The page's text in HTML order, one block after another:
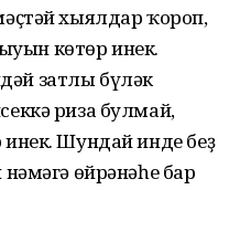
хыялдар ҡороп,
көтөр инек.
затлы бүләк
риза булмай,
Шундай инде беҙ
өйрәнәһе бар